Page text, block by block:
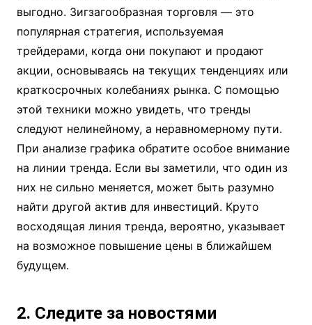
выгодно. Зигзагообразная торговля — это
популярная стратегия, используемая
трейдерами, когда они покупают и продают
акции, основываясь на текущих тенденциях или
краткосрочных колебаниях рынка. С помощью
этой техники можно увидеть, что тренды
следуют нелинейному, а неравномерному пути.
При анализе графика обратите особое внимание
на линии тренда. Если вы заметили, что один из
них не сильно меняется, может быть разумно
найти другой актив для инвестиций. Круто
восходящая линия тренда, вероятно, указывает
на возможное повышение цены в ближайшем
будущем.
2. Следите за новостями